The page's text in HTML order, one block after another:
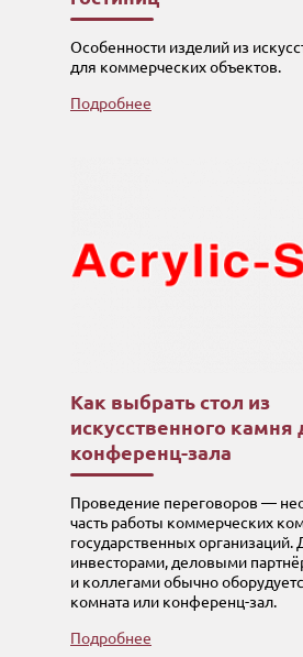
Особенности изделий из
для коммерческих объектов.
Подробнее
Как выбрать стол из
искусственного камня
конференц-зала
Проведение переговоров —
часть работы коммерческих
государственных
инвесторами, деловыми
и коллегами обычно
комната или конференц-зал.
Подробнее